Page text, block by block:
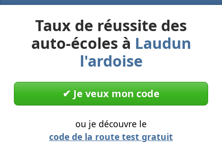
Taux de réussite des
auto-écoles à Laudun
l'ardoise
✔︎ Je veux mon code
ou je découvre le
code de la route test gratuit